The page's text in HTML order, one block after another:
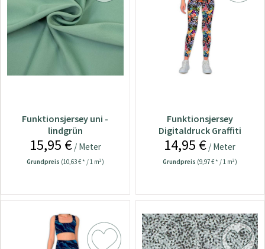
Funktionsjersey uni -
lindgrün
15,95 €/ Meter
Grundpreis (10,63 € * / 1 m²)
Funktionsjersey
Digitaldruck Graffiti
14,95 € / Meter
Grundpreis (9,97 € * / 1 m²)